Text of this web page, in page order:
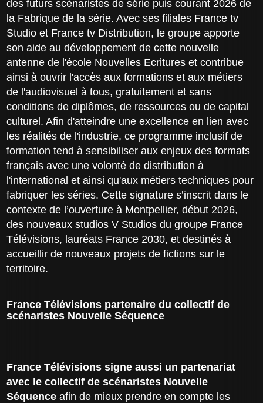
des futurs scénaristes de série puis courant 2026 de
la Fabrique de la série. Avec ses filiales France tv
Studio et France tv Distribution, le groupe apporte
son aide au développement de cette nouvelle
antenne de l'école Nouvelles Ecritures et contribue
ainsi à ouvrir l'accès aux formations et aux métiers
de l'audiovisuel à tous, gratuitement et sans
conditions de diplômes, de ressources ou de capital
culturel. Afin d'atteindre une excellence en lien avec
les réalités de l'industrie, ce programme inclusif de
formation tend à sensibiliser aux enjeux des formats
français avec une volonté de distribution à
l'international et ainsi qu'aux métiers techniques pour
fabriquer les séries. Cette signature s’inscrit dans le
contexte de l’ouverture à Montpellier, début 2026,
des nouveaux studios V Studios du groupe France
Télévisions, lauréats France 2030, et destinés à
accueillir de nouveaux projets de fictions sur le
territoire.
France Télévisions partenaire du collectif de
scénaristes Nouvelle Séquence
France Télévisions signe aussi un partenariat
avec le collectif de scénaristes Nouvelle
Séquence afin de mieux prendre en compte les